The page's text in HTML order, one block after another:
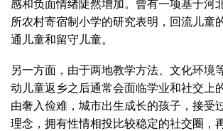
感和负面情绪陡然增加。曾有一项基于河
所农村寄宿制小学的研究表明，回流儿童
通儿童和留守儿童。
另一方面，由于两地教学方法、文化环境
动儿童返乡之后通常会面临学业和社交上
由奢入俭难，城市出生成长的孩子，接受
理念，拥有性情相投比较稳定的社交圈，